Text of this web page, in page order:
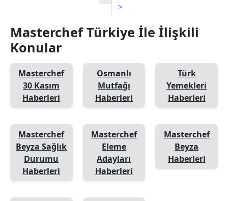
>
Masterchef Türkiye İle İlişkili
Konular
Masterchef
30 Kasım
Haberleri
Osmanlı
Mutfağı
Haberleri
Türk
Yemekleri
Haberleri
Masterchef
Beyza Sağlık
Durumu
Haberleri
Masterchef
Eleme
Adayları
Haberleri
Masterchef
Beyza
Haberleri